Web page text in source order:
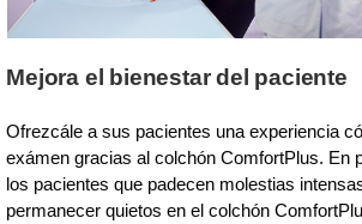
Mejora el bienestar del paciente
Ofrezcále a sus pacientes una experiencia
exámen gracias al colchón ComfortPlus. En
los pacientes que padecen molestias
permanecer quietos en el colchón